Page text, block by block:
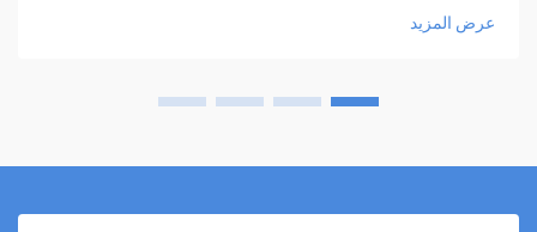
عمليات الشفاء الطبيعية في الجسم دون التسبب في تلف الأنسجة.
السيتوكروم سي أوكسيداز في الميتوكوندريا. يؤدي هذا الامتصاص
مجالات متعددة مثل طب العظام، والطب الرياضي، والتأهيل، وطب
عرض المزيد